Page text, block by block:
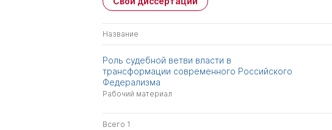
Название
Роль судебной ветви власти в
трансформации современного Российского
Федерализма
Рабочий материал
Всего 1